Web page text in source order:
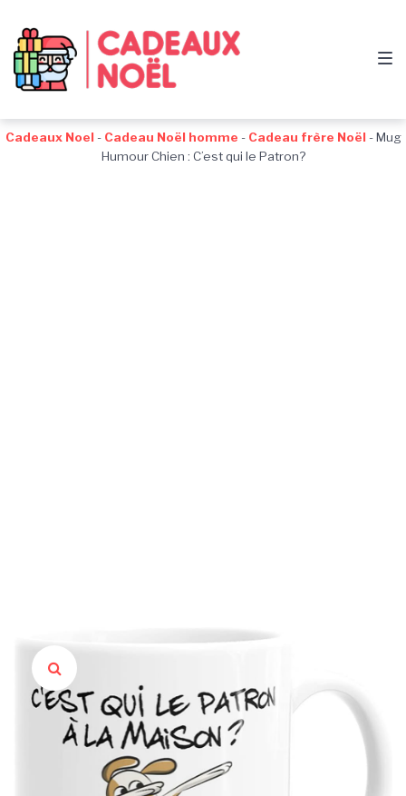
navigation
au
contenu
au
pied
de
Cadeaux Noel - Cadeau Noël homme - Cadeau frère Noël -Mug
Humour Chien : C’est qui le Patron?